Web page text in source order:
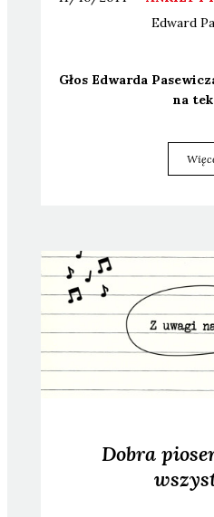
Edward
Głos Edwar­da
na
Dobra